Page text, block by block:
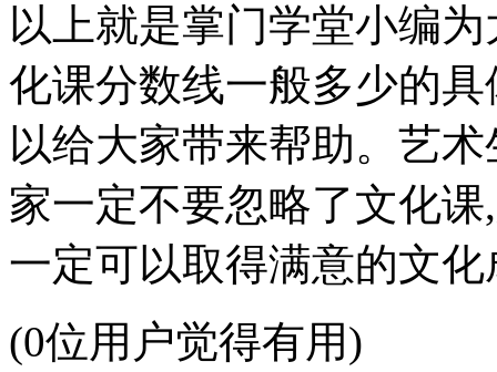
以上就是掌门学堂小编
化课分数线一般多少的
以给大家带来帮助。艺
家一定不要忽略了文化
一定可以取得满意的文化
(0位用户觉得有用)